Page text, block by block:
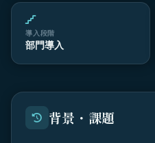
導入段階
部門導入
背景・課題